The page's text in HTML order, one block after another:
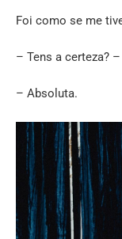
Foi como se me
– Tens a certeza?
– Absoluta.